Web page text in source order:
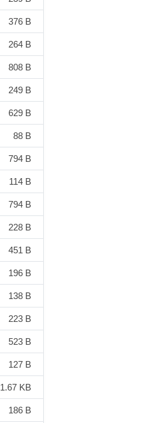
376 B
264 B
808 B
249 B
629 B
88 B
794 B
114 B
794 B
228 B
451 B
196 B
138 B
223 B
523 B
127 B
1.67 KB
186 B